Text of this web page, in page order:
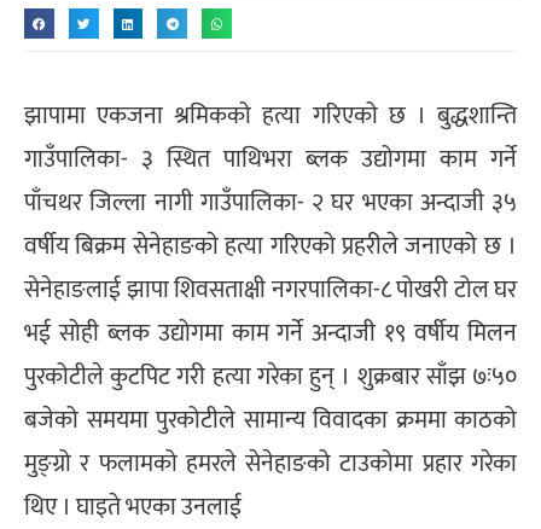
झापामा एकजना श्रमिकको हत्या गरिएको छ । बुद्धशान्ति
गाउँपालिका- ३ स्थित पाथिभरा ब्लक उद्योगमा काम गर्ने
पाँचथर जिल्ला नागी गाउँपालिका- २ घर भएका अन्दाजी ३५
वर्षीय बिक्रम सेनेहाङकाे हत्या गरिएको प्रहरीले जनाएको छ ।
सेनेहाङलाई झापा शिवसताक्षी नगरपालिका-८ पोखरी टोल घर
भई सोही ब्लक उद्योगमा काम गर्ने अन्दाजी १९ वर्षीय मिलन
पुरकोटीले कुटपिट गरी हत्या गरेका हुन् । शुक्रबार साँझ ७ः५०
बजेको समयमा पुरकोटीले सामान्य विवादका क्रममा काठको
मुङ्ग्रो र फलामको हमरले सेनेहाङको टाउकोमा प्रहार गरेका
थिए । घाइते भएका उनलाई